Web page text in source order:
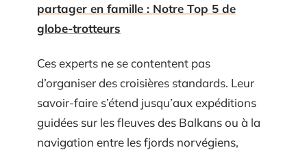
partager en famille : Notre Top 5 de
globe-trotteurs
Ces experts ne se contentent pas
d’organiser des croisières standards. Leur
savoir-faire s’étend jusqu’aux expéditions
guidées sur les fleuves des Balkans ou à la
navigation entre les fjords norvégiens,